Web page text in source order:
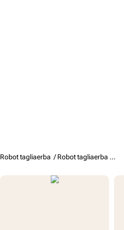
Robot tagliaerba / Robot tagliaerba senza filo perimetrale